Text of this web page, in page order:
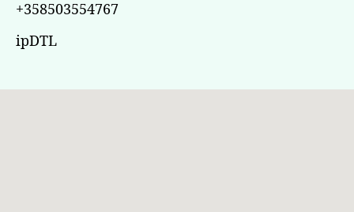
+358503554767
ipDTL